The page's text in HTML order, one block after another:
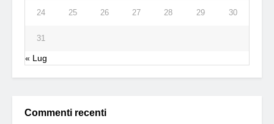
24 25 26 27 28 29 30
31
« Lug
Commenti recenti